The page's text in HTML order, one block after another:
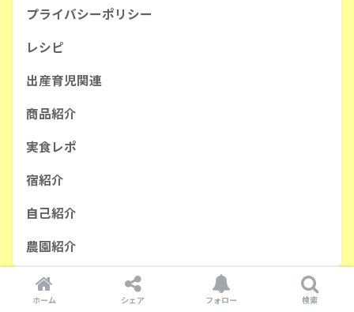
プライバシーポリシー
レシピ
出産育児関連
商品紹介
実食レポ
宿紹介
自己紹介
農園紹介
ホーム シェア フォロー 検索